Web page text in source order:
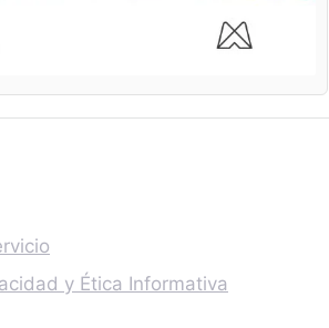
y Ética Informativa